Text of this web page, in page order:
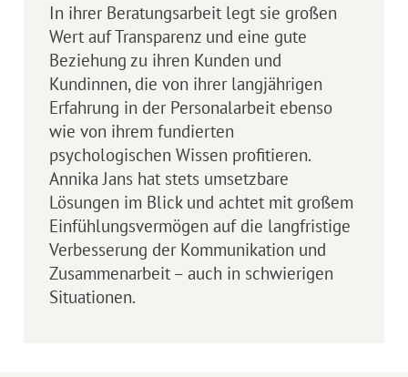
In ihrer Beratungsarbeit legt sie großen
Wert auf Transparenz und eine gute
Beziehung zu ihren Kunden und
Kundinnen, die von ihrer langjährigen
Erfahrung in der Personalarbeit ebenso
wie von ihrem fundierten
psychologischen Wissen profitieren.
Annika Jans hat stets umsetzbare
Lösungen im Blick und achtet mit großem
Einfühlungsvermögen auf die langfristige
Verbesserung der Kommunikation und
Zusammenarbeit – auch in schwierigen
Situationen.